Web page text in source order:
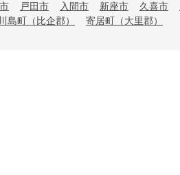
戸田市 入間市 新座市 久喜市
川島町（比企郡） 寄居町（大里郡）